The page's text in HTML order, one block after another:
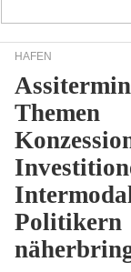
HÄFEN
Themen
Politikern